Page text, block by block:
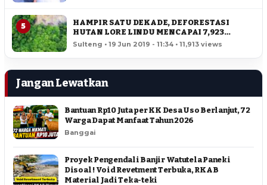
5
HAMPIR SATU DEKADE, DEFORESTASI
HUTAN LORE LINDU MENCAPAI 7,923
HEKTAR
Sulteng • 19 Jun 2019 - 11:34 • 11,913 views
Jangan Lewatkan
Bantuan Rp10 Juta per KK Desa Uso Berlanjut, 72
Warga Dapat Manfaat Tahun 2026
Banggai
Proyek Pengendali Banjir Watutela Paneki
Disoal ! Void Revetment Terbuka, RKAB
Material Jadi Teka-teki